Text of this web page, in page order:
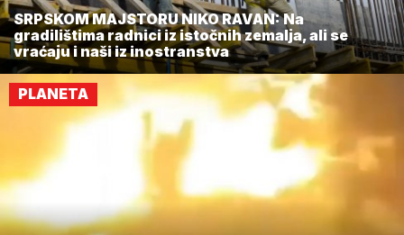
SRPSKOM MAJSTORU NIKO RAVAN: Na
gradilištima radnici iz istočnih zemalja, ali se
vraćaju i naši iz inostranstva
PLANETA